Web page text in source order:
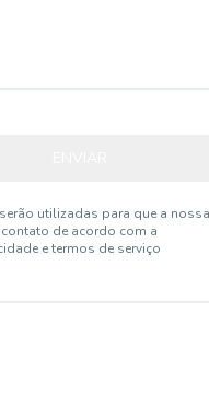
utilizadas para que a
de acordo com a
e termos de serviço